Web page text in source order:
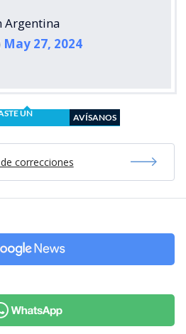
Argentina
May 27, 2024
UN
AVÍSANOS
correcciones